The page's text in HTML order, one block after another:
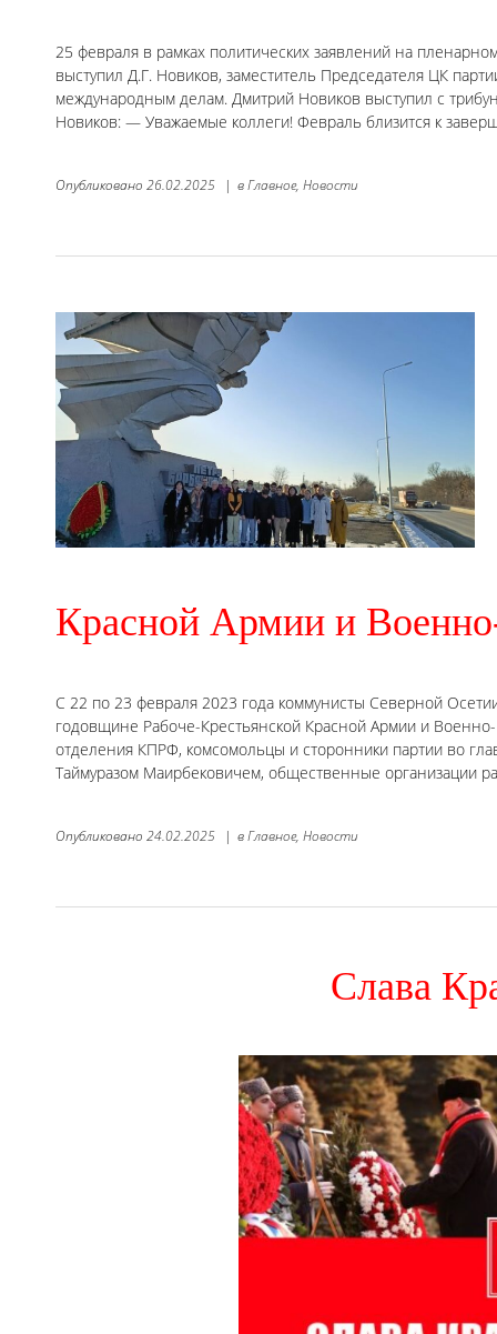
25 февраля в рамках политических заявлений на
выступил Д.Г. Новиков, заместитель Председателя ЦК
международным делам. Дмитрий Новиков выступил с
Новиков: — Уважаемые коллеги! Февраль близится к
Опубликовано 26.02.2025 | вГлавное, Новости
Красной Армии и
С 22 по 23 февраля 2023 года коммунисты Северной
годовщине Рабоче-Крестьянской Красной Армии и
отделения КПРФ, комсомольцы и сторонники партии во
Таймуразом Маирбековичем, общественные организации
Опубликовано 24.02.2025 | вГлавное, Новости
Слава